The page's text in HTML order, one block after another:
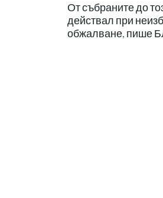
От събраните до
действал при
обжалване, пише